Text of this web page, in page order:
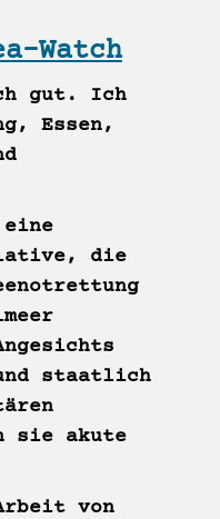
Watch
gut. Ich
Essen,
die
staatlich
sie akute
von